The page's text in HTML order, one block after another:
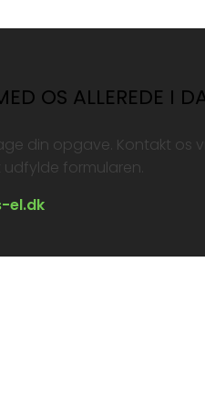
OS ALLEREDE I
din opgave. Kontakt os
formularen.
el.dk